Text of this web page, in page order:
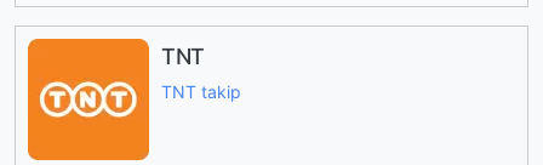
TNT
TNT takip